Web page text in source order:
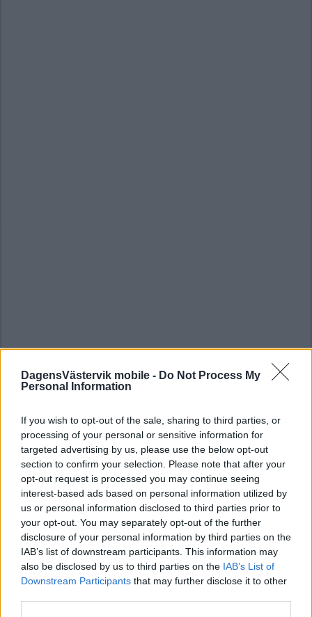
DagensVästervik mobile - Do Not Process My
Personal Information
If you wish to opt-out of the sale, sharing to third parties, or
processing of your personal or sensitive information for
targeted advertising by us, please use the below opt-out
section to confirm your selection. Please note that after your
opt-out request is processed you may continue seeing
interest-based ads based on personal information utilized by
us or personal information disclosed to third parties prior to
your opt-out. You may separately opt-out of the further
disclosure of your personal information by third parties on the
IAB’s list of downstream participants. This information may
also be disclosed by us to third parties on the IAB’s List of
Downstream Participants that may further disclose it to other